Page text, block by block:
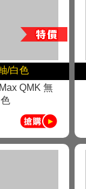
/白色
QMK 無